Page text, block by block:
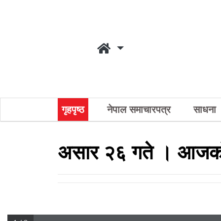
गृहपृष्ठ नेपाल समाचारपत्र साधना
असार २६ गते ।